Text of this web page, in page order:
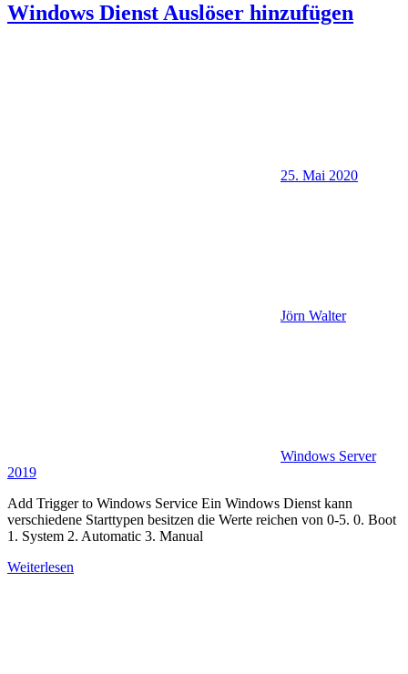
Windows Dienst Auslöser hinzufügen
25. Mai 2020
Jörn Walter
Windows Server
2019
Add Trigger to Windows Service Ein Windows Dienst kann
verschiedene Starttypen besitzen die Werte reichen von 0-5. 0. Boot
1. System 2. Automatic 3. Manual
Weiterlesen